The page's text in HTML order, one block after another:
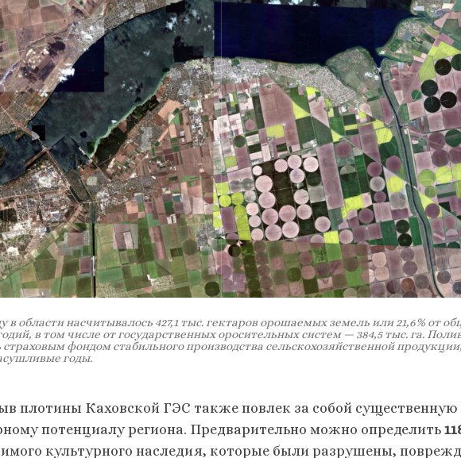
в области насчитывалось 427,1 тыс. гектаров орошаемых земель или 21,6% от
в том числе от государственных оросительных систем — 384,5 тыс. га.
фондом стабильного производства сельскохозяйственной
годы.
плотины Каховской ГЭС также повлек за собой существенную
потенциалу региона. Предварительно можно определить
культурного наследия, которые были разрушены,